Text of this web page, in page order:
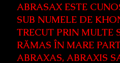
ABRASAX ESTE
SUB NUMELE DE
TRECUT PRIN MULTE
RĂMAS ÎN MARE
ABRAXAS, ABRAXIS